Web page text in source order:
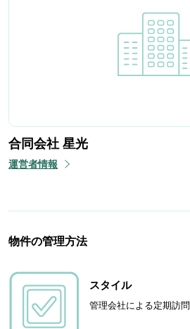
合同会社 星光
運営者情報
物件の管理方法
スタイル
管理会社による定期訪問